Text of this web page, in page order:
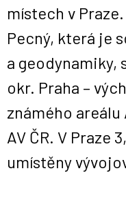
místech v
Pecný, která je
a geodynamiky,
okr. Praha –
známého
AV ČR. V Praze
umístěny